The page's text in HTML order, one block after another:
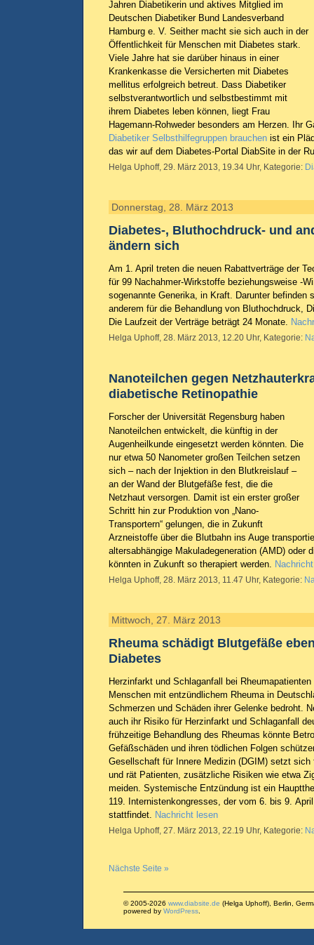
Jahren Diabetikerin und aktives Mitglied im
Deutschen Diabetiker Bund Landesverband
Hamburg e. V. Seither macht sie sich auch in der
Öffentlichkeit für Menschen mit Diabetes stark.
Viele Jahre hat sie darüber hinaus in einer
Krankenkasse die Versicherten mit Diabetes
mellitus erfolgreich betreut. Dass Diabetiker
selbstverantwortlich und selbstbestimmt mit
ihrem Diabetes leben können, liegt Frau
Hagemann-Rohweder besonders am Herzen. Ihr
Diabetiker Selbsthilfegruppen brauchen ist ein
das wir auf dem Diabetes-Portal DiabSite in der
Helga Uphoff, 29. März 2013, 19.34 Uhr, Kategorie:
Donnerstag, 28. März 2013
Diabetes-, Bluthochdruck- und
ändern sich
Am 1. April treten die neuen Rabattverträge der
für 99 Nachahmer-Wirkstoffe beziehungsweise -
sogenannte Generika, in Kraft. Darunter befinden
anderem für die Behandlung von Bluthochdruck,
Die Laufzeit der Verträge beträgt 24 Monate.
Helga Uphoff, 28. März 2013, 12.20 Uhr, Kategorie:
Nanoteilchen gegen
diabetische Retinopathie
Forscher der Universität Regensburg haben
Nanoteilchen entwickelt, die künftig in der
Augenheilkunde eingesetzt werden könnten. Die
nur etwa 50 Nanometer großen Teilchen setzen
sich – nach der Injektion in den Blutkreislauf –
an der Wand der Blutgefäße fest, die die
Netzhaut versorgen. Damit ist ein erster großer
Schritt hin zur Produktion von „Nano-
Transportern“ gelungen, die in Zukunft
Arzneistoffe über die Blutbahn ins Auge
altersabhängige Makuladegeneration (AMD) oder
könnten in Zukunft so therapiert werden.
Helga Uphoff, 28. März 2013, 11.47 Uhr, Kategorie:
Mittwoch, 27. März 2013
Rheuma schädigt Blutgefäße
Diabetes
Herzinfarkt und Schlaganfall bei
Menschen mit entzündlichem Rheuma in
Schmerzen und Schäden ihrer Gelenke bedroht.
auch ihr Risiko für Herzinfarkt und Schlaganfall
frühzeitige Behandlung des Rheumas könnte
Gefäßschäden und ihren tödlichen Folgen
Gesellschaft für Innere Medizin (DGIM) setzt sich
und rät Patienten, zusätzliche Risiken wie etwa
meiden. Systemische Entzündung ist ein
119. Internistenkongresses, der vom 6. bis 9.
stattfindet. Nachricht lesen
Helga Uphoff, 27. März 2013, 22.19 Uhr, Kategorie:
Nächste Seite »
© 2005-2026 www.diabsite.de (Helga Uphoff), Berlin,
powered by WordPress.